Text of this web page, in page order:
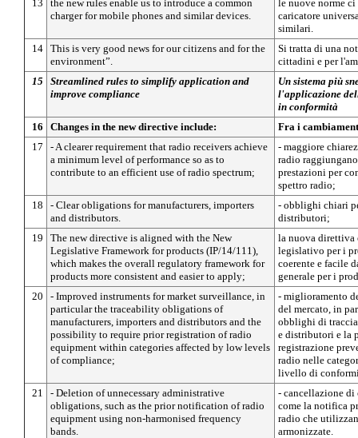
13
the new rules enable us to introduce a common
charger for mobile phones and similar devices.
le nuove norme
caricatore
similari.
14 This is very good news for our citizens and for the
environment”.
Si tratta di una
cittadini e per
15
Streamlined rules to simplify application and
improve compliance
Un sistema più
l'applicazione
in conformità
16
Changes in the new directive include:
Fra i
17
- A clearer requirement that radio receivers achieve
a minimum level of performance so as to
contribute to an efficient use of radio spectrum;
- maggiore
radio
prestazioni per
spettro radio;
18
- Clear obligations for manufacturers, importers
and distributors.
- obblighi chiari
distributori;
19
The new directive is aligned with the New
Legislative Framework for products (IP/14/111),
which makes the overall regulatory framework for
products more consistent and easier to apply;
la nuova direttiva
legislativo per i
coerente e facile
generale per i
20
- Improved instruments for market surveillance, in
particular the traceability obligations of
manufacturers, importers and distributors and the
possibility to require prior registration of radio
equipment within categories affected by low levels
of compliance;
- miglioramento
del mercato, in
obblighi di
e distributori e la
registrazione
radio nelle
livello di
21
- Deletion of unnecessary administrative
obligations, such as the prior notification of radio
equipment using non-harmonised frequency
bands.
- cancellazione
come la notifica
radio che
armonizzate.